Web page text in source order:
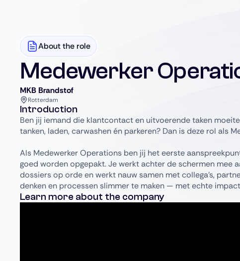
About the role
Medewerker
MKB Brandstof
Rotterdam
Introduction
Ben jij iemand die klantcontact en uitvoerende taken
tanken, laden, carwashen én parkeren? Dan is deze rol als
Als Medewerker Operations ben jij het eerste
goed worden opgepakt. Je werkt achter de schermen mee
dossiers op orde en werkt nauw samen met collega’s,
denken en processen slimmer te maken — met echte
Learn more about the company